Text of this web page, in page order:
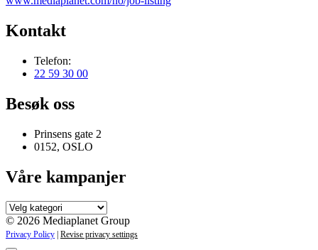
Kontakt
Telefon:
22 59 30 00
Besøk oss
Prinsens gate 2
0152, OSLO
Våre kampanjer
Våre
kampanjer
© 2026 Mediaplanet Group
Privacy Policy | Revise privacy settings